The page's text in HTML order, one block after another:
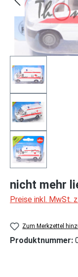
nicht mehr
Preise inkl. MwSt.
Zum Merkzettel
Produktnummer: